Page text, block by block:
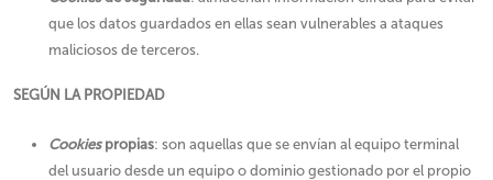
que los datos guardados en ellas sean vulnerables a ataques
maliciosos de terceros.
SEGÚN LA PROPIEDAD
Cookiespropias: son aquellas que se envían al equipo terminal
del usuario desde un equipo o dominio gestionado por el propio